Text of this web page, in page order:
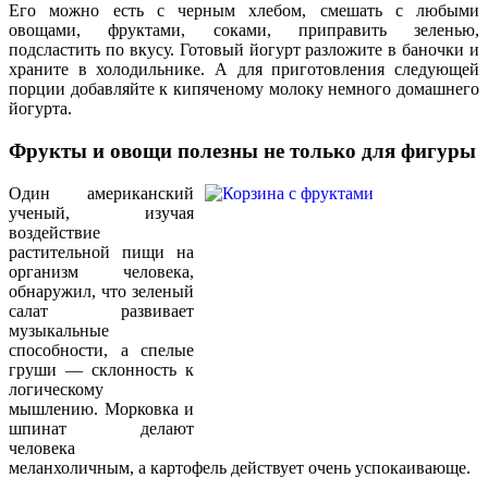
Его можно есть с черным хлебом, смешать с любыми
овощами, фруктами, соками, приправить зеленью,
подсластить по вкусу. Готовый йогурт разложите в баночки и
храните в холодильнике. А для приготовления следующей
порции добавляйте к кипяченому молоку немного домашнего
йогурта.
Фрукты и овощи полезны не только для фигуры
Один американский
ученый, изучая
воздействие
растительной пищи на
организм человека,
обнаружил, что зеленый
салат развивает
музыкальные
способности, а спелые
груши — склонность к
логическому
мышлению. Морковка и
шпинат делают
человека
меланхоличным, а картофель действует очень успокаивающе.